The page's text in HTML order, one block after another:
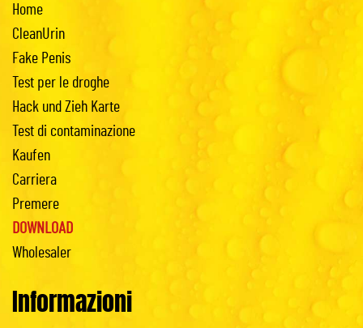
Home
CleanUrin
Fake Penis
Test per le droghe
Hack und Zieh Karte
Test di contaminazione
Kaufen
Carriera
Premere
DOWNLOAD
Wholesaler
Informazioni